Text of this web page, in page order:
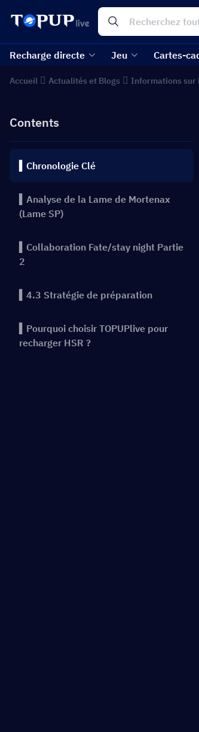
Recharge directe Jeu Cartes-
Accueil Actualités et Blogs Informations sur
Contents
▍Chronologie Clé
▍Analyse de la Lame de Mortenax
(Lame SP)
▍Collaboration Fate/stay night Partie
2
▍4.3 Stratégie de préparation
▍Pourquoi choisir TOPUPlive pour
recharger HSR ?